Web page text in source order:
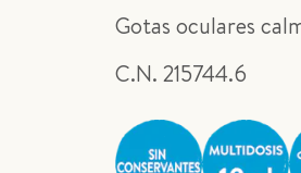
Gotas oculares
C.N. 215744.6